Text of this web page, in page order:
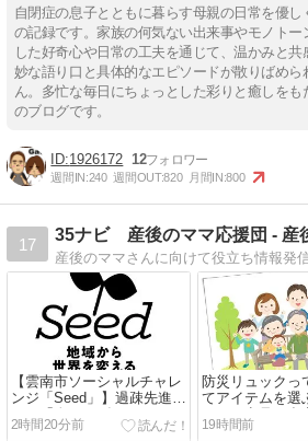
自閉症の息子とともに暮らす母親の日常を優
の記録です。家族の何気ない出来事やモノトー
した好奇心や日常の工夫を通じて、温かみと
妙な語り口と具体的なエピソードが散りばめ
ん。多忙な毎日にちょっとした彩りと癒しを
のブログです。
1926172 12
週間IN:240 週間OUT:820 月間IN:800
17
産後のママさんに向けて役立ち情報発信
【雲南市ソーシャルチャレ
ンジ「Seed」】過疎先進地
から「次の100年」をつく
る新たな起業家支援プログ
2時間20分前
防災リュックっ
てアイテムを選
ママの意見も参
19時間前